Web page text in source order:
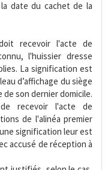
date du cachet de la
recevoir l'acte de
l'huissier dresse
La signification est
d’affichage du siège
son dernier domicile.
recevoir l'acte de
de l'alinéa premier
signification leur est
accusé de réception à